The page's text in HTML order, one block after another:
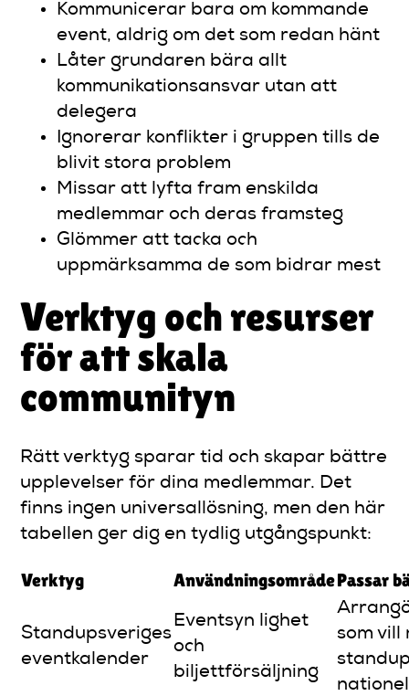
Kommunicerar bara om kommande
event, aldrig om det som redan hänt
Låter grundaren bära allt
kommunikationsansvar utan att
delegera
Ignorerar konflikter i gruppen tills de
blivit stora problem
Missar att lyfta fram enskilda
medlemmar och deras framsteg
Glömmer att tacka och
uppmärksamma de som bidrar mest
Verktyg och resurser
för att skala
communityn
Rätt verktyg sparar tid och skapar bättre
upplevelser för dina medlemmar. Det
finns ingen universallösning, men den här
tabellen ger dig en tydlig utgångspunkt:
Verktyg AnvändningsområdePassar
Standupsveriges
eventkalender
Eventsyn lighet
och
biljettförsäljning
som vill